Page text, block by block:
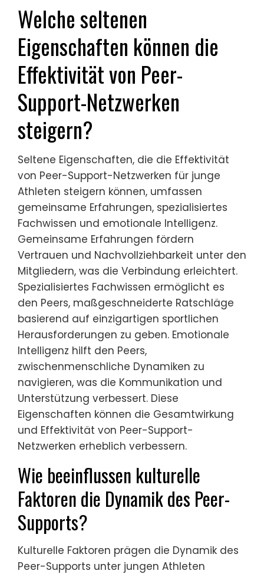
Welche seltenen
Eigenschaften können die
Effektivität von Peer-
Support-Netzwerken
steigern?
Seltene Eigenschaften, die die Effektivität
von Peer-Support-Netzwerken für junge
Athleten steigern können, umfassen
gemeinsame Erfahrungen, spezialisiertes
Fachwissen und emotionale Intelligenz.
Gemeinsame Erfahrungen fördern
Vertrauen und Nachvollziehbarkeit unter den
Mitgliedern, was die Verbindung erleichtert.
Spezialisiertes Fachwissen ermöglicht es
den Peers, maßgeschneiderte Ratschläge
basierend auf einzigartigen sportlichen
Herausforderungen zu geben. Emotionale
Intelligenz hilft den Peers,
zwischenmenschliche Dynamiken zu
navigieren, was die Kommunikation und
Unterstützung verbessert. Diese
Eigenschaften können die Gesamtwirkung
und Effektivität von Peer-Support-
Netzwerken erheblich verbessern.
Wie beeinflussen kulturelle
Faktoren die Dynamik des Peer-
Supports?
Kulturelle Faktoren prägen die Dynamik des
Peer-Supports unter jungen Athleten